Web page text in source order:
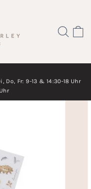
Fr: 9-13 & 14:30-18 Uhr